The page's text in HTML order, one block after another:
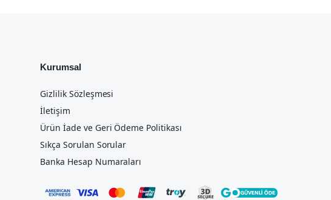
Kurumsal
Gizlilik Sözleşmesi
İletişim
Ürün İade ve Geri Ödeme Politikası
Sıkça Sorulan Sorular
Banka Hesap Numaraları